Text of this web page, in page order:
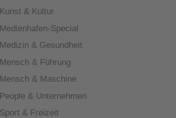
Kunst & Kultur
Medienhafen-Special
Medizin & Gesundheit
Mensch & Führung
Mensch & Maschine
People & Unternehmen
Sport & Freizeit